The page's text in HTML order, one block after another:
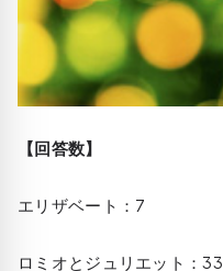
【回答数】
エリザベート：7
ロミオとジュリエット：33